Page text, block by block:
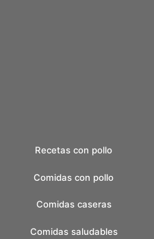
Recetas con pollo
Comidas con pollo
Comidas caseras
Comidas saludables